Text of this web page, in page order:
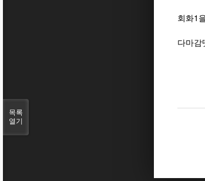
회화1
다마감
목록
열기